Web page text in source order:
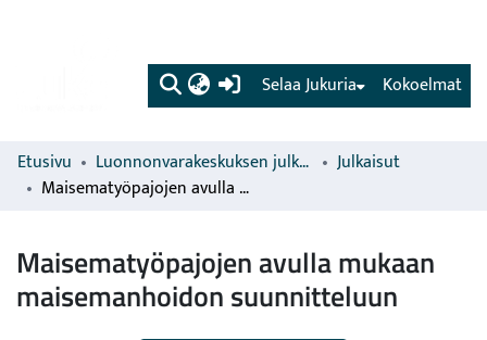
(current) Kokoelmat
Selaa Jukuria
Etusivu Luonnonvarakeskuksen julkaisut
Julkaisut
Maisematyöpajojen avulla mukaan maisemanhoidon suunnitteluun
Maisematyöpajojen avulla mukaan
maisemanhoidon suunnitteluun